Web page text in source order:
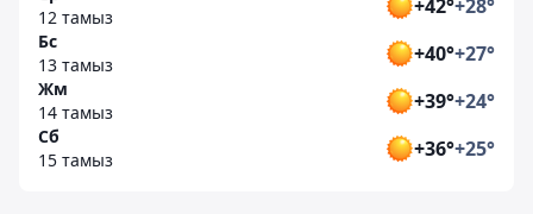
12 тамыз
+42°+28°
Бс
13 тамыз
+40°+27°
Жм
14 тамыз
+39°+24°
Сб
15 тамыз
+36°+25°